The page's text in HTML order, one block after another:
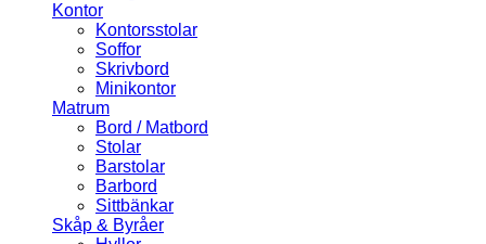
Kontor
Kontorsstolar
Soffor
Skrivbord
Minikontor
Matrum
Bord / Matbord
Stolar
Barstolar
Barbord
Sittbänkar
Skåp & Byråer